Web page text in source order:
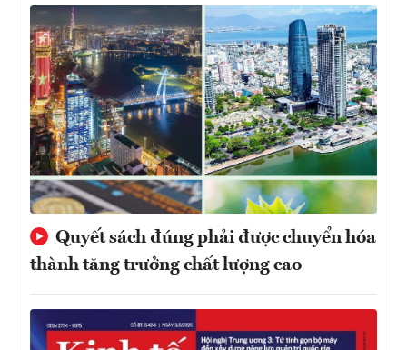
Quyết sách đúng phải được chuyển hóa
thành tăng trưởng chất lượng cao